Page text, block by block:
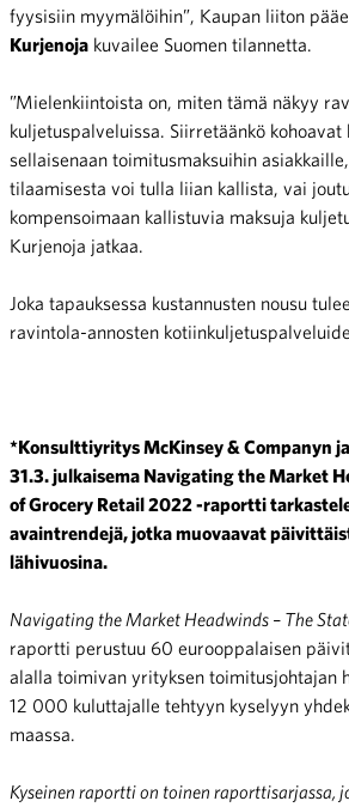
fyysisiin myymälöihin”, Kaupan liiton
Kurjenoja kuvailee Suomen tilannetta.
”Mielenkiintoista on, miten tämä näkyy
kuljetuspalveluissa. Siirretäänkö kohoavat
sellaisenaan toimitusmaksuihin
tilaamisesta voi tulla liian kallista, vai
kompensoimaan kallistuvia maksuja
Kurjenoja jatkaa.
Joka tapauksessa kustannusten nousu
ravintola-annosten
*Konsulttiyritys McKinsey & Companyn
31.3. julkaisema Navigating the Market
of Grocery Retail 2022 -raportti
avaintrendejä, jotka muovaavat
lähivuosina.
Navigating the Market Headwinds – The
raportti perustuu 60 eurooppalaisen
alalla toimivan yrityksen toimitusjohtajan
12 000 kuluttajalle tehtyyn kyselyyn
maassa.
Kyseinen raportti on toinen raporttisarjassa,